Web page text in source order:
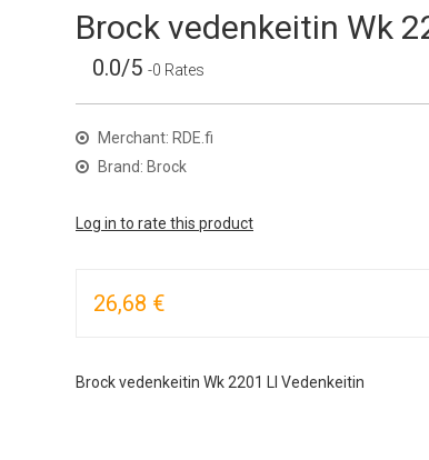
Brock vedenkeitin Wk
0.0/5 -0 Rates
Merchant: RDE.fi
Brand: Brock
Log in to rate this product
26,68 €
Brock vedenkeitin Wk 2201 Ll Vedenkeitin